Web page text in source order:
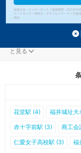
福井市の経理・決算対策
と見る
花堂駅 (4) 福井城址大
赤十字前駅 (3) 商工会
仁愛女子高校駅 (3) 福